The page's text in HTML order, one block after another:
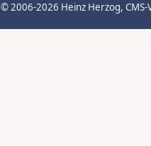
© 2006-2026 Heinz Herzog,